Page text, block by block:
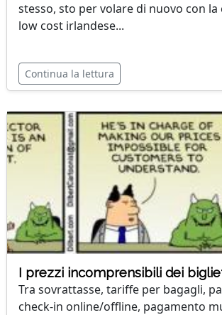
stesso, sto per volare di nuovo con la
low cost irlandese...
Continua la lettura
I prezzi incomprensibili dei
Tra sovrattasse, tariffe per bagagli,
check-in online/offline, pagamento